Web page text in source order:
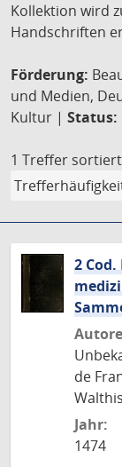
Kollektion wird
Handschriften
Förderung:
und Medien,
Kultur | Status:
1 Treffer
2
de
Jahr:
1474